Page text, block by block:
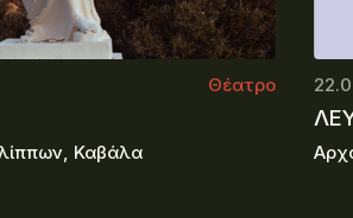
Θέατρο
Καβάλα